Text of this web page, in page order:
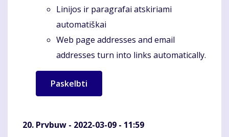
Linijos ir paragrafai atskiriami
automatiškai
Web page addresses and email
addresses turn into links automatically.
Prvbuw - 2022-03-09 - 11:59